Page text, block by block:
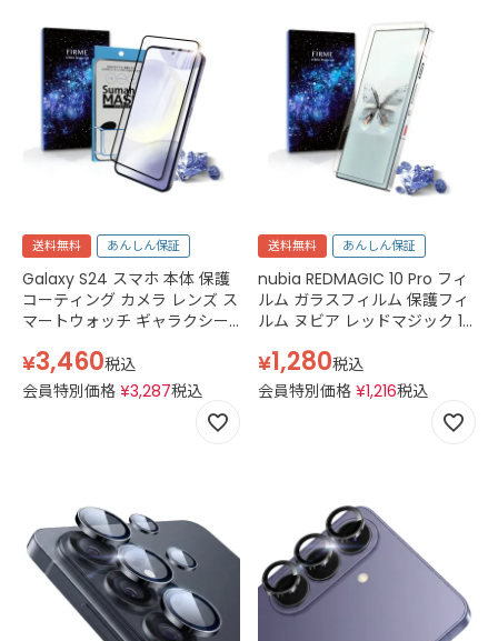
送料無料 あんしん保証
Galaxy S24 スマホ 本体 保護
コーティング カメラ レンズ ス
マートウォッチ ギャラクシー
au SM-S921Q SM-S9210 SIM
フリー ガラスコーティング フ
ィルム ケース スマホ 塗るガラ
スフィルム 指紋認証 液体フィ
¥3,460税込
会員特別価格 ¥3,287税込
送料無料 あんしん保証
nubia REDMAGIC 10 Pro フィ
ルム ガラスフィルム 保護フィ
ルム ヌビア レッドマジック 10
ー 2.5D スマホフィルム 強化ガ
ラス 透明 クリア
¥1,280税込
会員特別価格 ¥1,216税込